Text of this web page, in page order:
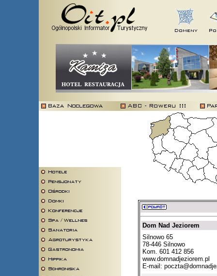
Dom Nad Jeziorem
Silnowo 65
78-446 Silnowo
Kom. 601 412 856
www.domnadjeziorem.pl
E-mail: